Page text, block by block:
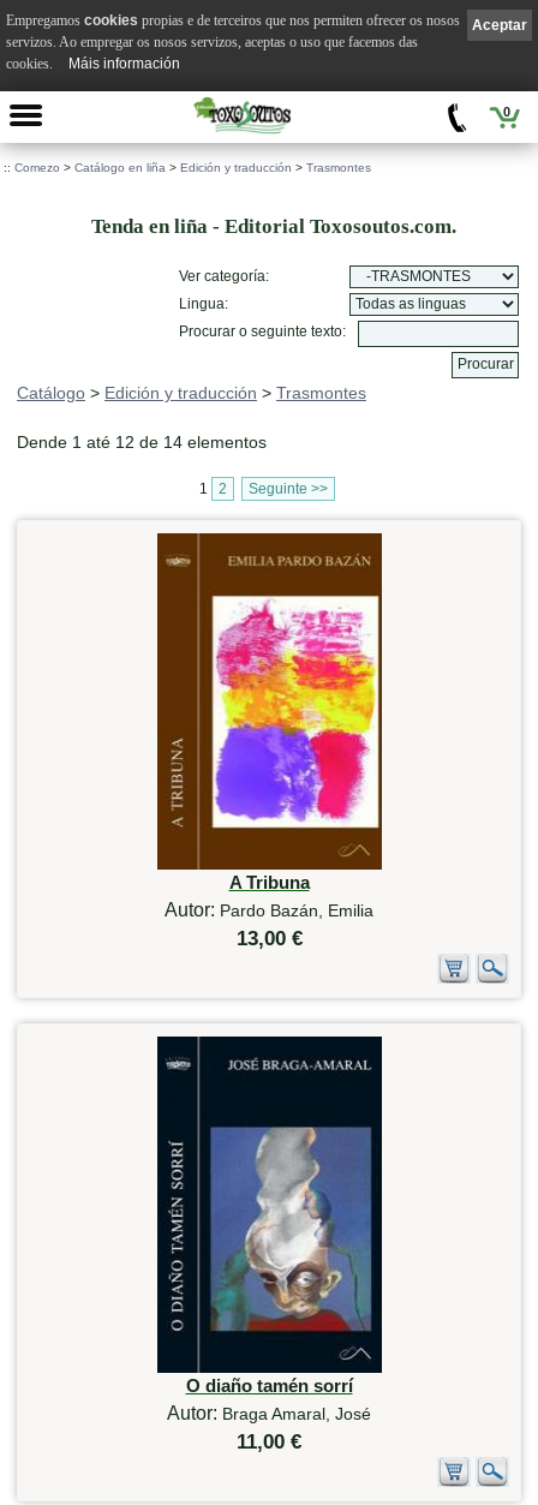
0
:: Comezo > Catálogo en liña > Edición y traducción > Trasmontes
Tenda en liña - Editorial Toxosoutos.com.
Ver categoría:
Lingua:
Procurar o seguinte texto:
Catálogo > Edición y traducción > Trasmontes
Dende 1 até 12 de 14 elementos
1 2 Seguinte >>
A Tribuna
Autor: Pardo Bazán, Emilia
13,00 €
O diaño tamén sorrí
Autor: Braga Amaral, José
11,00 €
Aceptar
Empregamos cookies propias e de terceiros que nos permiten ofrecer os nosos
servizos. Ao empregar os nosos servizos, aceptas o uso que facemos das
cookies.
Máis información